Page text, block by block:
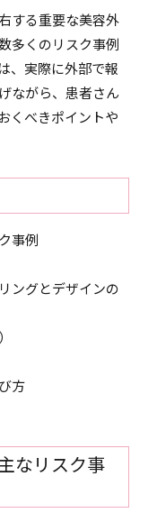
する重要な美容外
多くのリスク事例
、実際に外部で報
ながら、患者さん
くべきポイントや
事例
ングとデザインの
方
なリスク事